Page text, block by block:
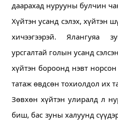
даарахад нурууны булчин
Хүйтэн усанд сэлэх, хүйтэн
хичээгээрэй. Ялангуяа
урсгалтай голын усанд
хүйтэн бороонд нэвт
татаж өвдсөн тохиолдол их
Зөвхөн хүйтэн улиралд л
биш, бас зуны халуунд